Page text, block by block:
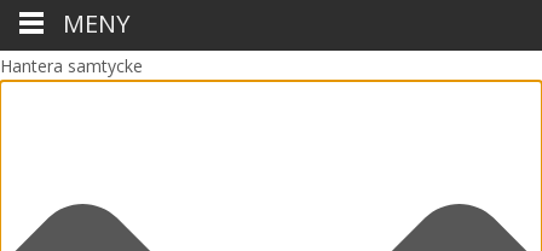
Hantera samtycke
MENY